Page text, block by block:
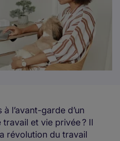
l’avant-garde d’un
et vie privée ? Il
révolution du travail